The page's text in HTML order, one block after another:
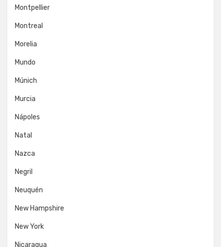
Montpellier
Montreal
Morelia
Mundo
Múnich
Murcia
Nápoles
Natal
Nazca
Negril
Neuquén
New Hampshire
New York
Nicaragua